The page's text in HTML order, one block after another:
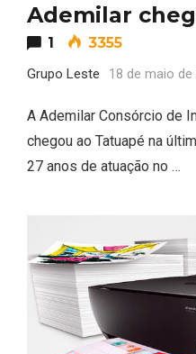
Ademilar
1 3355
Grupo Leste 18 de maio de
A Ademilar Consórcio de
chegou ao Tatuapé na
27 anos de atuação no …